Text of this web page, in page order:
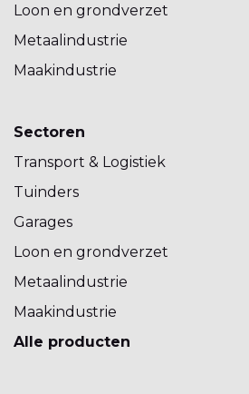
Loon en grondverzet
Metaalindustrie
Maakindustrie
Sectoren
Transport & Logistiek
Tuinders
Garages
Loon en grondverzet
Metaalindustrie
Maakindustrie
Alle producten